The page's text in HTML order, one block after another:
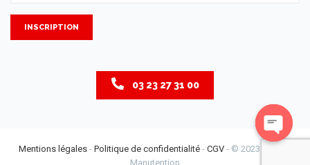
INSCRIPTION
03 23 27 31 00
Mentions légales - Politique de confidentialité - CGV - © 2023 LM - La
Manutention
Open